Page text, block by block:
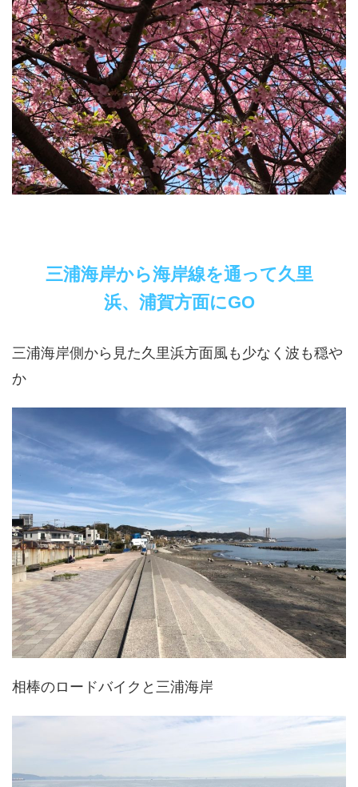
三浦海岸から海岸線を通って久里
浜、浦賀方面にGO
三浦海岸側から見た久里浜方面風も少なく波も穏や
か
相棒のロードバイクと三浦海岸